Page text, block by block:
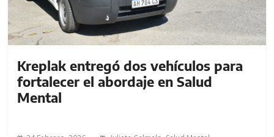
Kreplak entregó dos vehículos para
fortalecer el abordaje en Salud
Mental